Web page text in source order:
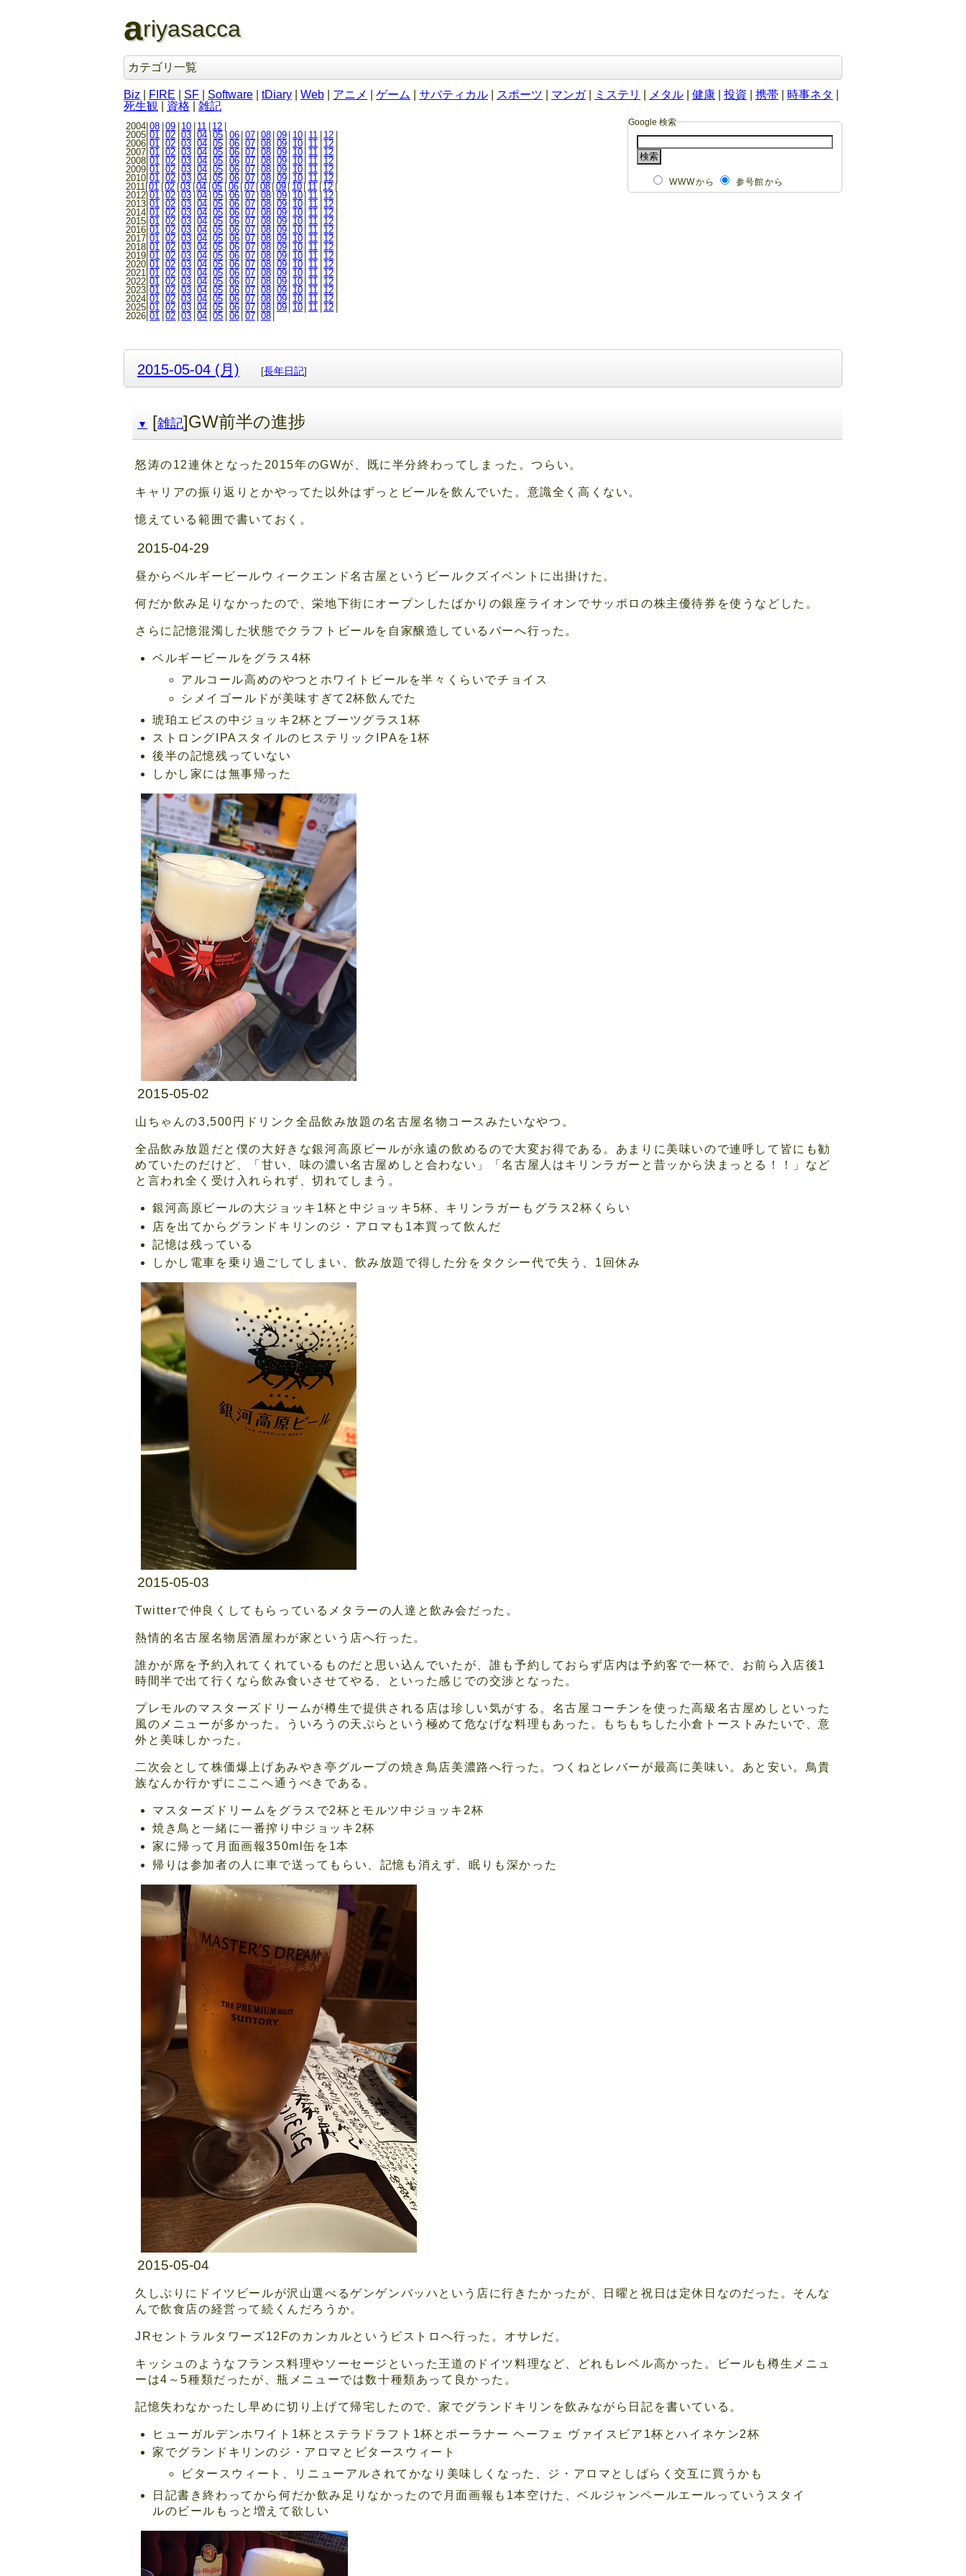
ariyasacca
カテゴリ一覧
Biz FIRE SF Software tDiary Web アニメ ゲーム サバティカル スポーツ マンガ| ミステリ メタル 健康 投資 携帯 時事ネタ
死生観
資格 雑記
Google 検索
WWWから 参号館から
2004| 08 09 10 11 12
2005|01 |02 |03 |04 | 05 | 06 07 08 09 10 11 12
2006|01 |02 |03 |04 |05 | 06 | 07 | 08 | 09 | 10 | 11 | 12 |
2007|01 |02 |03 |04 |05 | 06 | 07 | 08 | 09 | 10 | 11 | 12 |
2008|01 |02 |03 |04 |05 | 06 | 07 | 08 | 09 | 10 | 11 | 12 |
2009|01 |02 |03 |04 |05 | 06 | 07 | 08 | 09 | 10 | 11 | 12 |
2010|01 |02 |03 |04 |05 | 06 | 07 | 08 | 09 | 10 | 11 | 12 |
2011|01 |02 |03 |04 |05 |06 |07 |08 |09 | 10 | 11 | 12 |
2012| 01 | 02 | 03 | 04 | 05 | 06| 07| 08| 09| 10| 11 | 12 |
2013|01 |02 |03 |04 |05 | 06 | 07 | 08 | 09 | 10 | 11 | 12 |
2014|01 |02 |03 |04 |05 | 06 | 07 | 08 | 09 | 10 | 11 | 12 |
2015|01 |02 |03 |04 |05 | 06 | 07 | 08 | 09 | 10 | 11 | 12 |
2016|01 |02 |03 |04 |05 | 06 | 07 | 08 | 09 | 10 | 11 | 12 |
2017|01 |02 |03 |04 |05 | 06 | 07 | 08 | 09 | 10 | 11 | 12 |
2018|01 |02 |03 |04 |05 | 06 | 07 | 08 | 09 | 10 | 11 | 12 |
2019|01 |02 |03 |04 |05 | 06 | 07 | 08 | 09 | 10 | 11 | 12 |
2020|01 |02 |03 |04 |05 | 06 | 07 | 08 | 09 | 10 | 11 | 12 |
2021|01 |02 |03 |04 |05 | 06 | 07 | 08 | 09 | 10 | 11 | 12 |
2022|01 |02 |03 |04 |05 | 06 | 07 | 08 | 09 | 10 | 11 | 12 |
2023|01 |02 |03 |04 |05 | 06 | 07 | 08 | 09 | 10 | 11 | 12 |
2024|01 |02 |03 |04 |05 | 06 | 07 | 08 | 09 | 10 | 11 | 12 |
2025|01 |02 |03 |04 |05 | 06 | 07 | 08 | 09 | 10 | 11 | 12 |
2026|01 |02 |03 |04 |05 | 06 | 07 | 08 |
2015-05-04 (月) [長年日記]
▼ [雑記]GW前半の進捗
怒涛の12連休となった2015年のGWが、既に半分終わってしまった。つらい。
キャリアの振り返りとかやってた以外はずっとビールを飲んでいた。意識全く高くない。
憶えている範囲で書いておく。
2015-04-29
昼からベルギービールウィークエンド名古屋というビールクズイベントに出掛けた。
何だか飲み足りなかったので、栄地下街にオープンしたばかりの銀座ライオンでサッポロの株主優待券を使うなどした。
さらに記憶混濁した状態でクラフトビールを自家醸造しているバーへ行った。
ベルギービールをグラス4杯
アルコール高めのやつとホワイトビールを半々くらいでチョイス
シメイゴールドが美味すぎて2杯飲んでた
琥珀エビスの中ジョッキ2杯とブーツグラス1杯
ストロングIPAスタイルのヒステリックIPAを1杯
後半の記憶残っていない
しかし家には無事帰った
2015-05-02
山ちゃんの3,500円ドリンク全品飲み放題の名古屋名物コースみたいなやつ。
全品飲み放題だと僕の大好きな銀河高原ビールが永遠の飲めるので大変お得である。あまりに美味いので連呼して皆にも勧
めていたのだけど、「甘い、味の濃い名古屋めしと合わない」「名古屋人はキリンラガーと昔ッから決まっとる！！」など
と言われ全く受け入れられず、切れてしまう。
銀河高原ビールの大ジョッキ1杯と中ジョッキ5杯、キリンラガーもグラス2杯くらい
店を出てからグランドキリンのジ・アロマも1本買って飲んだ
記憶は残っている
しかし電車を乗り過ごしてしまい、飲み放題で得した分をタクシー代で失う、1回休み
2015-05-03
Twitterで仲良くしてもらっているメタラーの人達と飲み会だった。
熱情的名古屋名物居酒屋わが家という店へ行った。
誰かが席を予約入れてくれているものだと思い込んでいたが、誰も予約しておらず店内は予約客で一杯で、お前ら入店後1
時間半で出て行くなら飲み食いさせてやる、といった感じでの交渉となった。
プレモルのマスターズドリームが樽生で提供される店は珍しい気がする。名古屋コーチンを使った高級名古屋めしといった
風のメニューが多かった。ういろうの天ぷらという極めて危なげな料理もあった。もちもちした小倉トーストみたいで、意
外と美味しかった。
二次会として株価爆上げあみやき亭グループの焼き鳥店美濃路へ行った。つくねとレバーが最高に美味い。あと安い。鳥貴
族なんか行かずにここへ通うべきである。
マスターズドリームをグラスで2杯とモルツ中ジョッキ2杯
焼き鳥と一緒に一番搾り中ジョッキ2杯
家に帰って月面画報350ml缶を1本
帰りは参加者の人に車で送ってもらい、記憶も消えず、眠りも深かった
2015-05-04
久しぶりにドイツビールが沢山選べるゲンゲンバッハという店に行きたかったが、日曜と祝日は定休日なのだった。そんな
んで飲食店の経営って続くんだろうか。
JRセントラルタワーズ12Fのカンカルというビストロへ行った。オサレだ。
キッシュのようなフランス料理やソーセージといった王道のドイツ料理など、どれもレベル高かった。ビールも樽生メニュ
ーは4～5種類だったが、瓶メニューでは数十種類あって良かった。
記憶失わなかったし早めに切り上げて帰宅したので、家でグランドキリンを飲みながら日記を書いている。
ヒューガルデンホワイト1杯とステラドラフト1杯とポーラナー ヘーフェ ヴァイスビア1杯とハイネケン2杯
家でグランドキリンのジ・アロマとビタースウィート
ビタースウィート、リニューアルされてかなり美味しくなった、ジ・アロマとしばらく交互に買うかも
日記書き終わってから何だか飲み足りなかったので月面画報も1本空けた、ベルジャンペールエールっていうスタイ
ルのビールもっと増えて欲しい